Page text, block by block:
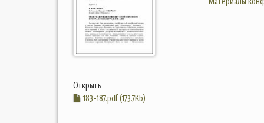
Открыть
183-187.pdf (173.7Kb)